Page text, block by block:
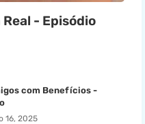
- Episódio
com Benefícios -
16, 2025